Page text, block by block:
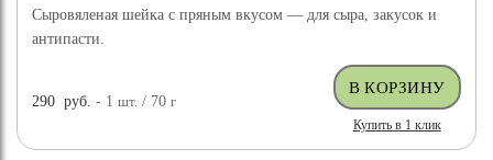
Сыровяленая шейка с пряным вкусом — для сыра, закусок и
антипасти.
290 руб. - 1шт. / 70г
Купить в 1 клик